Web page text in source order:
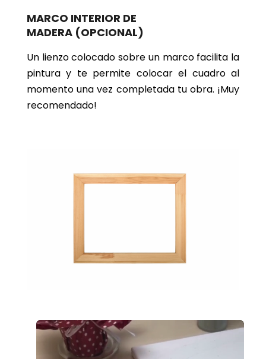
MARCO INTERIOR DE
MADERA (OPCIONAL)
Un lienzo colocado sobre un marco facilita la
pintura y te permite colocar el cuadro al
momento una vez completada tu obra. ¡Muy
recomendado!